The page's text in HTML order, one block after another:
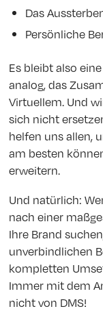
Das
Persönliche
Es bleibt also
analog, das
Virtuellem. Und
sich nicht
helfen uns allen,
am besten
erweitern.
Und natürlich:
nach einer
Ihre Brand
unverbindlichen
kompletten
Immer mit dem
nicht von DMS!